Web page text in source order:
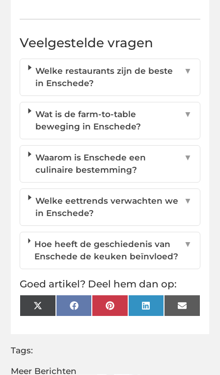
Meer Berichten
Veelgestelde vragen
Welke restaurants zijn de beste
in Enschede?
▼
Wat is de farm-to-table
beweging in Enschede?
▼
Waarom is Enschede een
culinaire bestemming?
▼
Welke eettrends verwachten we
in Enschede?
▼
Hoe heeft de geschiedenis van
Enschede de keuken beïnvloed?
▼
Goed artikel? Deel hem dan op:
X
(Twitter)
FacebookPinterestLinkedInEmail
Tags: